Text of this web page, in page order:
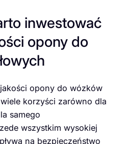
inwestować
opony do
opony do wózków
korzyści zarówno dla
samego
wszystkim wysokiej
na bezpieczeństwo